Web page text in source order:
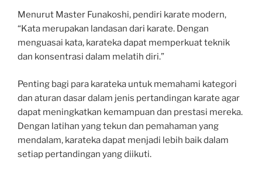
Menurut Master Funakoshi, pendiri karate modern,
“Kata merupakan landasan dari karate. Dengan
menguasai kata, karateka dapat memperkuat teknik
dan konsentrasi dalam melatih diri.”
Penting bagi para karateka untuk memahami kategori
dan aturan dasar dalam jenis pertandingan karate agar
dapat meningkatkan kemampuan dan prestasi mereka.
Dengan latihan yang tekun dan pemahaman yang
mendalam, karateka dapat menjadi lebih baik dalam
setiap pertandingan yang diikuti.